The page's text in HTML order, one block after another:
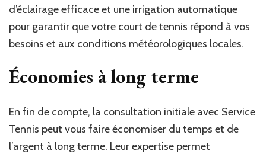
d’éclairage efficace et une irrigation automatique
pour garantir que votre court de tennis répond à vos
besoins et aux conditions météorologiques locales.
Économies à long terme
En fin de compte, la consultation initiale avec Service
Tennis peut vous faire économiser du temps et de
l’argent à long terme. Leur expertise permet